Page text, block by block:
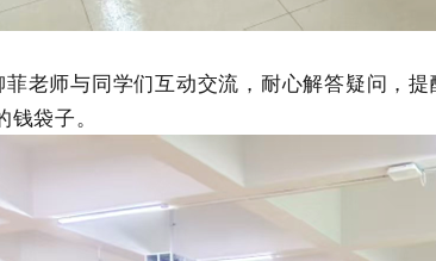
老师与同学们互动交流，耐心解答疑问，提
袋子。